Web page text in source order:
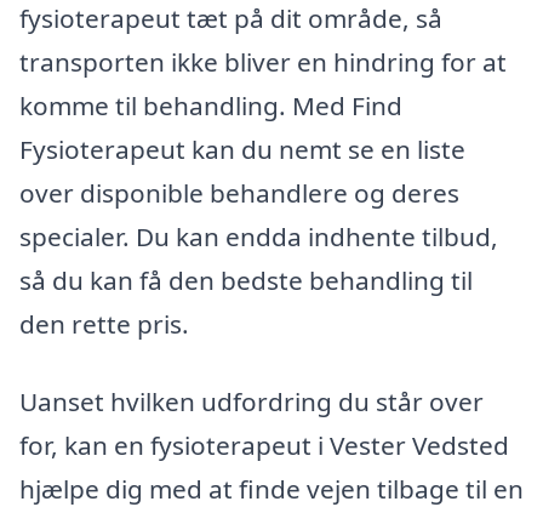
fysioterapeut tæt på dit område, så
transporten ikke bliver en hindring for at
komme til behandling. Med Find
Fysioterapeut kan du nemt se en liste
over disponible behandlere og deres
specialer. Du kan endda indhente tilbud,
så du kan få den bedste behandling til
den rette pris.
Uanset hvilken udfordring du står over
for, kan en fysioterapeut i Vester Vedsted
hjælpe dig med at finde vejen tilbage til en